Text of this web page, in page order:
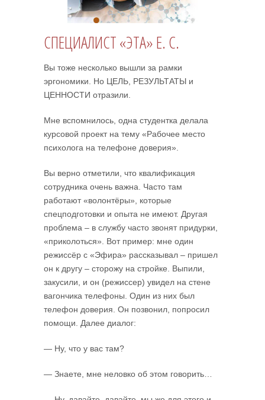
СПЕЦИАЛИСТ «ЭТА» Е. С.
Вы тоже несколько вышли за рамки
эргономики. Но ЦЕЛЬ, РЕЗУЛЬТАТЫ и
ЦЕННОСТИ отразили.
Мне вспомнилось, одна студентка делала
курсовой проект на тему «Рабочее место
психолога на телефоне доверия».
Вы верно отметили, что квалификация
сотрудника очень важна. Часто там
работают «волонтёры», которые
спецподготовки и опыта не имеют. Другая
проблема – в службу часто звонят придурки,
«приколоться». Вот пример: мне один
режиссёр с «Эфира» рассказывал – пришел
он к другу – сторожу на стройке. Выпили,
закусили, и он (режиссер) увидел на стене
вагончика телефоны. Один из них был
телефон доверия. Он позвонил, попросил
помощи. Далее диалог:
— Ну, что у вас там?
— Знаете, мне неловко об этом говорить…